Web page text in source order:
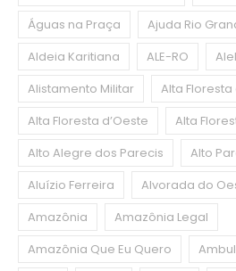
Águas na Praça
Ajuda Rio
Aldeia Karitiana
ALE-RO
Alistamento Militar
Alta
Alta Floresta d’Oeste
Alta
Alto Alegre dos Parecis
Alto
Aluízio Ferreira
Alvorada do
Amazônia
Amazônia Legal
Amazônia Que Eu Quero